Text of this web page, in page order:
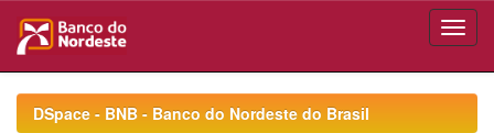
navigationDSpace - BNB - Banco do Nordeste do Brasil